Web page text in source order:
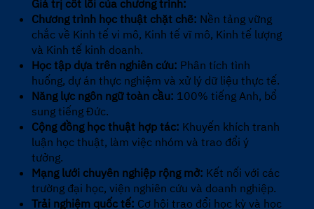
Giá trị cốt lõi của chương trình:
Chương trình học thuật chặt chẽ: Nền tảng vững
chắc về Kinh tế vi mô, Kinh tế vĩ mô, Kinh tế lượng
và Kinh tế kinh doanh.
Học tập dựa trên nghiên cứu: Phân tích tình
huống, dự án thực nghiệm và xử lý dữ liệu thực tế.
Năng lực ngôn ngữ toàn cầu: 100% tiếng Anh, bổ
sung tiếng Đức.
Cộng đồng học thuật hợp tác: Khuyến khích tranh
luận học thuật, làm việc nhóm và trao đổi ý
tưởng.
Mạng lưới chuyên nghiệp rộng mở: Kết nối với các
trường đại học, viện nghiên cứu và doanh nghiệp.
Trải nghiệm quốc tế: Cơ hội trao đổi học kỳ và học